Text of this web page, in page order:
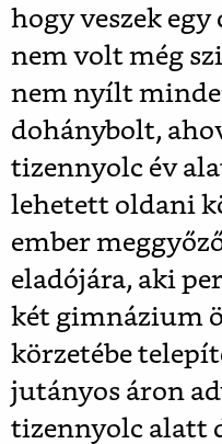
hogy veszek
nem volt még
nem nyílt
dohánybolt,
tizennyolc év
lehetett oldani
ember
eladójára, aki
két gimnázium
körzetébe
jutányos áron
tizennyolc alatt